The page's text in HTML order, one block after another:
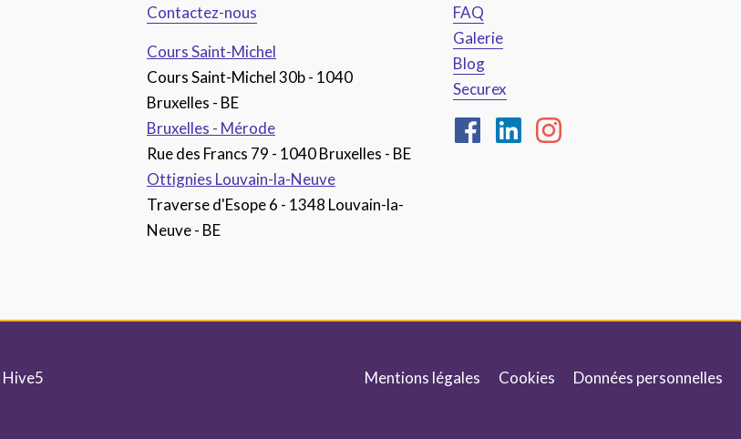
Contactez-nous
Cours Saint-Michel
Cours Saint-Michel 30b - 1040
Bruxelles - BE
Bruxelles - Mérode
Rue des Francs 79 - 1040 Bruxelles - BE
Ottignies Louvain-la-Neuve
Traverse d'Esope 6 - 1348 Louvain-la-
Neuve - BE
FAQ
Galerie
Blog
Securex
Hive5
Mentions légales Cookies Données personnelles